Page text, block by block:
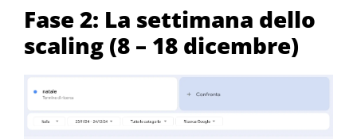
Fase 2: La settimana dello
scaling (8 – 18 dicembre)